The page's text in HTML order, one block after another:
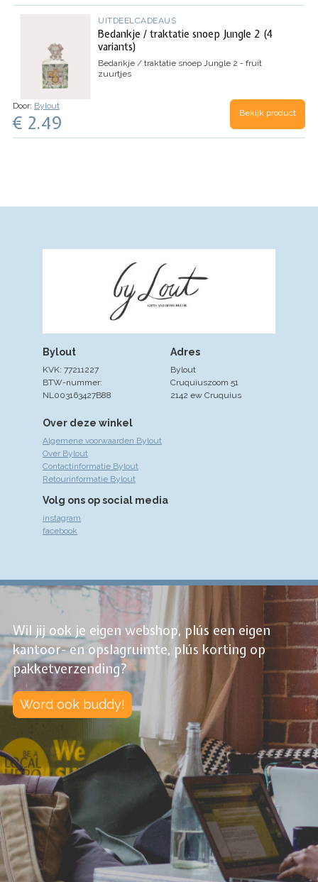
UITDEELCADEAUS
Bedankje / traktatie snoep Jungle 2 (4
variants)
Bedankje / traktatie snoep Jungle 2 - fruit
zuurtjes
Door: Bylout
€ 2.49 Bekijk product
Over deze winkel
Algemene voorwaarden Bylout
Over Bylout
Contactinformatie Bylout
Retourinformatie Bylout
Volg ons op social media
instagram
facebook
Adres
Bylout
Cruquiuszoom 51
2142 ew Cruquius
Bylout
KVK: 77211227
BTW-nummer:
NL003163427B88
Wil jij ook je eigen webshop, plús een eigen
kantoor- en opslagruimte, plús korting op
pakketverzending?
Word ook buddy!